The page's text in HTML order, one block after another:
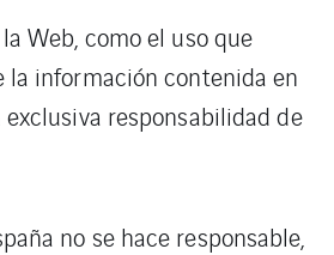
Web, como el uso que
la información contenida en
responsabilidad de
no se hace responsable,